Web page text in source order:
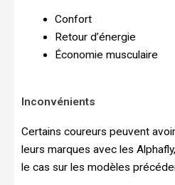
Confort
Retour d’énergie
Économie musculaire
Inconvénients
Certains coureurs peuvent
leurs marques avec les
le cas sur les modèles